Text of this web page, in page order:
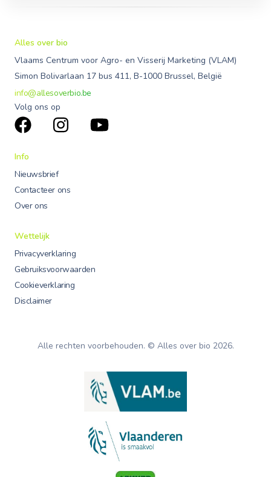
Alles over bio
Vlaams Centrum voor Agro- en Visserij Marketing (VLAM)
Simon Bolivarlaan 17 bus 411, B-1000 Brussel, België
info@allesoverbio.be
Volg ons op
Info
Nieuwsbrief
Contacteer ons
Over ons
Wettelijk
Privacyverklaring
Gebruiksvoorwaarden
Cookieverklaring
Disclaimer
Alle rechten voorbehouden. © Alles over bio 2026.